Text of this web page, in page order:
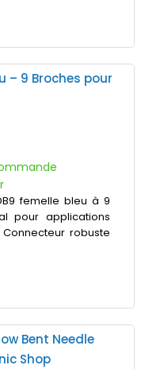
– 9 Broches pour
femelle bleu à 9
pour applications
robuste
Bent Needle
Shop